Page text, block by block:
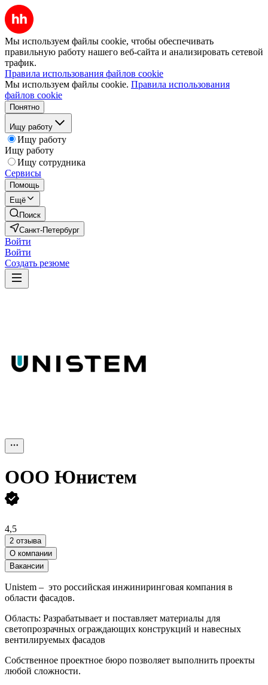
Мы используем файлы cookie, чтобы обеспечивать
правильную работу нашего веб-сайта и анализировать сетевой
трафик.
Правила использования файлов cookie
Мы используем файлы cookie. Правила использования
файлов cookie
Понятно
Ищу работу
Ищу работу
Ищу работу
Ищу сотрудника
Сервисы
Помощь
Ещё
Поиск
Санкт-Петербург
Войти
Войти
Создать резюме
ООО Юнистем
4,5
2 отзыва
О компании
Вакансии
Unistem – это российская инжиниринговая компания в
области фасадов.
Область: Разрабатывает и поставляет материалы для
светопрозрачных ограждающих конструкций и навесных
вентилируемых фасадов
Собственное проектное бюро позволяет выполнить проекты
любой сложности.